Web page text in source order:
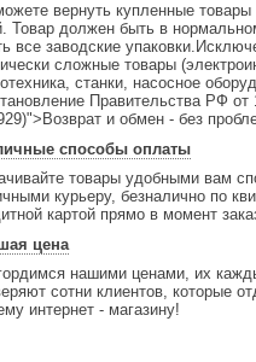
вернуть купленные товары
Товар должен быть в
все заводские
сложные товары
станки, насосное
Правительства РФ от
и обмен - без
способы оплаты
товары удобными вам
курьеру, безналично по
картой прямо в момент
цена
нашими ценами, их
сотни клиентов, которые
интернет - магазину!